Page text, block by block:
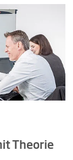
Theorie